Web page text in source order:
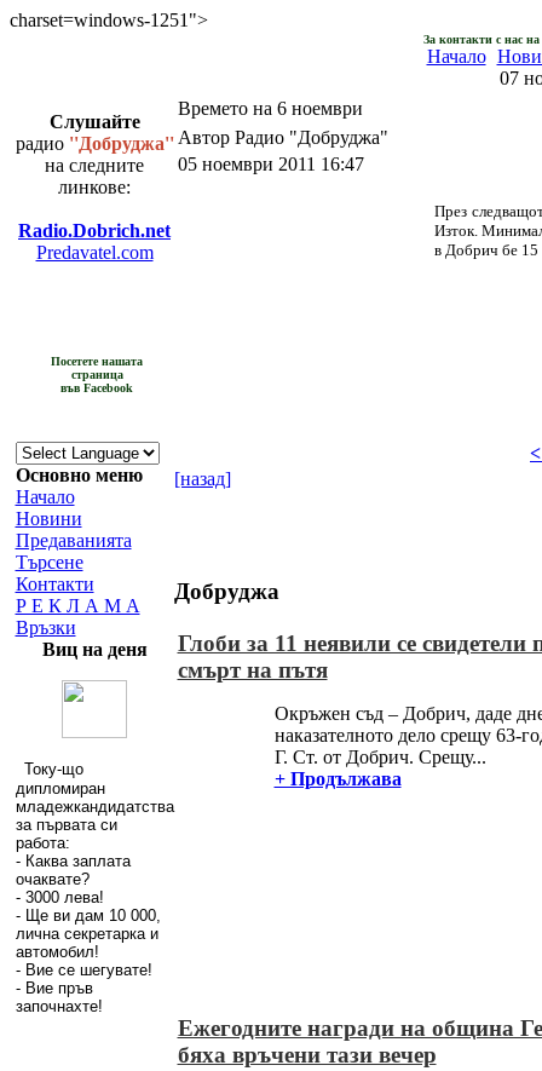
charset=windows-1251">
За контакти с нас
Начало
07
Слушайте
радио ''Добруджа''
на следните
линкове:
Radio.Dobrich.net
Predavatel.com
Посетете нашата
страница
във Facebook
Основно меню
Начало
Новини
Предаванията
Търсене
Контакти
Р Е К Л А М А
Връзки
Виц на деня
Току-що
дипломиран
младежкандидатства
за първата си
работа:
- Каква заплата
очаквате?
- 3000 лева!
- Ще ви дам 10 000,
лична секретарка и
автомобил!
- Вие се шегувате!
- Вие пръв
запoчнахте!
Времето на 6 ноември
Автор Радио "Добруджа"
05 ноември 2011 16:47
През
Изток.
в Добрич бе 15
[назад]
Добруджа
Глоби за 11 неявили се свидетели
смърт на пътя
Окръжен съд – Добрич, даде
наказателното дело срещу 63-
Г. Ст. от Добрич. Срещу...
+ Продължава
Ежегодните награди на община
бяха връчени тази вечер